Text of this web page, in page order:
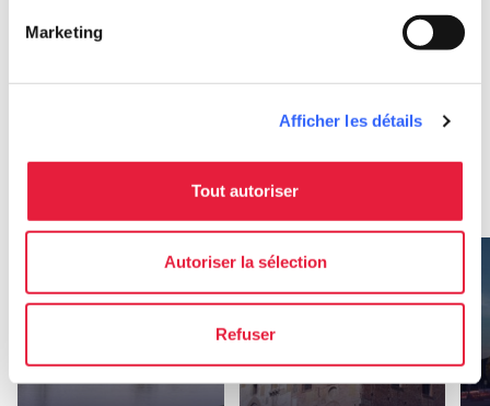
Marketing
Afficher les détails
Tout autoriser
Autoriser la sélection
Refuser
En savoir plus sur la localité
favorite_border